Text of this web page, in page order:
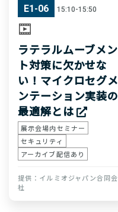
E1-06 15:10-15:50
ラテラルムーブメン
ト対策に欠かせな
い！マイクロセグメ
ンテーション実装の
最適解とは
展示会場内セミナー
セキュリティ
アーカイブ配信あり
イルミオジャパン合同会
社